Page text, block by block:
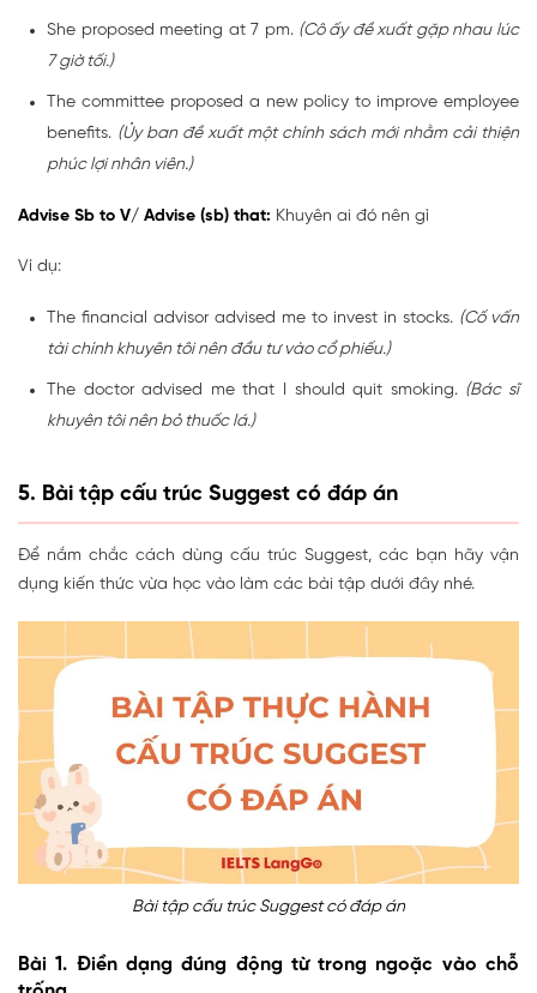
She proposed meeting at 7 pm.(Cô ấy đề xuất gặp nhau lúc
7 giờ tối.)
The committee proposed a new policy to improve employee
benefits. (Ủy ban đề xuất một chính sách mới nhằm cải thiện
phúc lợi nhân viên.)
Advise Sb to V/ Advise (sb) that: Khuyên ai đó nên gì
Ví dụ:
The financial advisor advised me to invest in stocks. (Cố vấn
tài chính khuyên tôi nên đầu tư vào cổ phiếu.)
The doctor advised me that I should quit smoking. (Bác sĩ
khuyên tôi nên bỏ thuốc lá.)
5. Bài tập cấu trúc Suggest có đáp án
Để nắm chắc cách dùng cấu trúc Suggest, các bạn hãy vận
dụng kiến thức vừa học vào làm các bài tập dưới đây nhé.
Bài tập cấu trúc Suggest có đáp án
Bài 1. Điền dạng đúng động từ trong ngoặc vào chỗ